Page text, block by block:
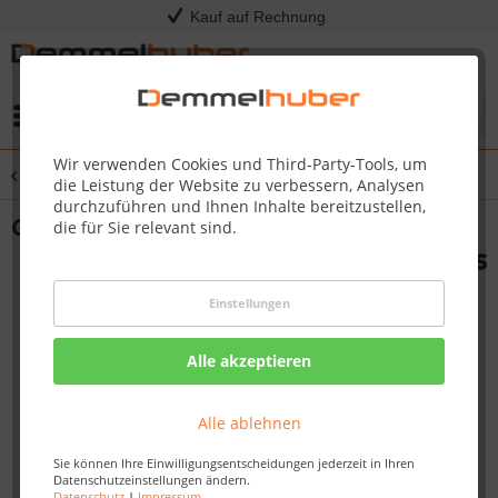
Kauf auf Rechnung
Wir verwenden Cookies und Third-Party-Tools, um
die Leistung der Website zu verbessern, Analysen
durchzuführen und Ihnen Inhalte bereitzustellen,
die für Sie relevant sind.
Einstellungen
Alle akzeptieren
Alle ablehnen
Sie können Ihre Einwilligungsentscheidungen jederzeit in Ihren
Datenschutzeinstellungen ändern.
Übersicht Grillkota
Glasdachelement im Tausch